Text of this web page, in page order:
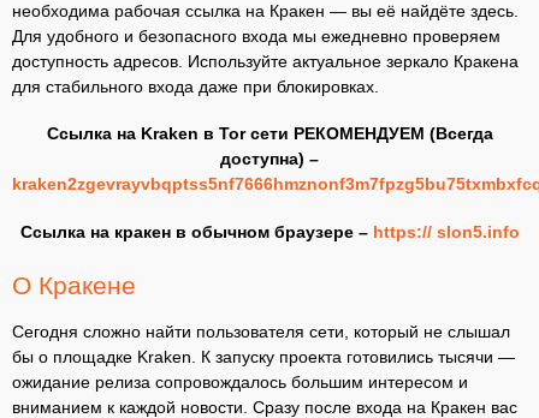
необходима рабочая ссылка на Кракен — вы её найдёте здесь.
Для удобного и безопасного входа мы ежедневно проверяем
доступность адресов. Используйте актуальное зеркало Кракена
для стабильного входа даже при блокировках.
Ссылка на Kraken в Tor сети РЕКОМЕНДУЕМ (Всегда
доступна) –
Ссылка на кракен в обычном браузере – https:// slon5.info
О Кракене
Сегодня сложно найти пользователя сети, который не слышал
бы о площадке Kraken. К запуску проекта готовились тысячи —
ожидание релиза сопровождалось большим интересом и
вниманием к каждой новости. Сразу после входа на Кракен вас